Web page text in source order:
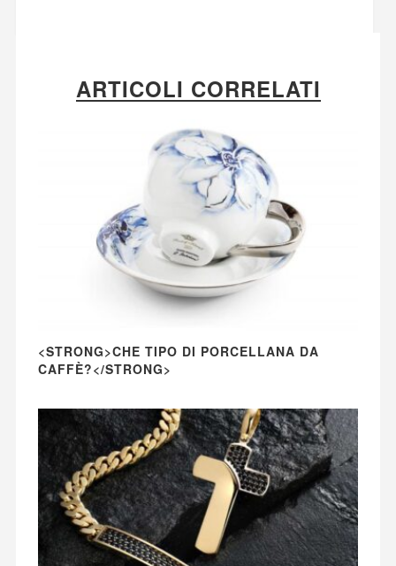
ARTICOLI CORRELATI
<STRONG>CHE TIPO DI PORCELLANA DA
CAFFÈ?</STRONG>